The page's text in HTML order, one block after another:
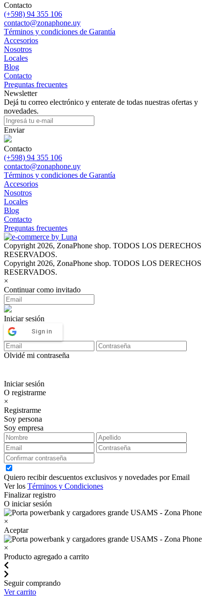
Contacto
(+598) 94 355 106
contacto@zonaphone.uy
Términos y condiciones de Garantía
Accesorios
Nosotros
Locales
Blog
Contacto
Preguntas frecuentes
Newsletter
Dejá tu correo electrónico y enterate de todas nuestras ofertas y
novedades.
Enviar
Contacto
(+598) 94 355 106
contacto@zonaphone.uy
Términos y condiciones de Garantía
Accesorios
Nosotros
Locales
Blog
Contacto
Preguntas frecuentes
Copyright 2026, ZonaPhone shop. TODOS LOS DERECHOS
RESERVADOS.
Copyright 2026, ZonaPhone shop. TODOS LOS DERECHOS
RESERVADOS.
×
Continuar como invitado
Iniciar sesión
Sign in
Olvidé mi contraseña
Iniciar sesión
O registrarme
×
Registrarme
Soy persona
Soy empresa
Quiero recibir descuentos exclusivos y novedades por Email
Ver los Términos y Condiciones
Finalizar registro
O iniciar sesión
×
Aceptar
×
Producto agregado a carrito
Seguir comprando
Ver carrito